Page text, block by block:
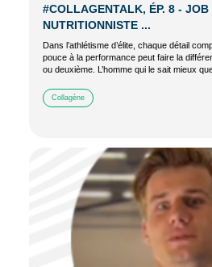
#COLLAGENTALK, ÉP. 8 - JOB
NUTRITIONNISTE ...
Dans l’athlétisme d’élite, chaque détail
pouce à la performance peut faire la
ou deuxième. L’homme qui le sait mieux
Collagène